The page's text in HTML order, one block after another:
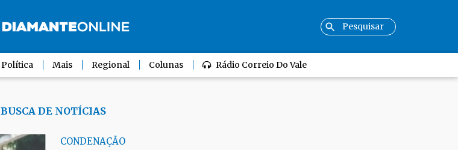
Política Mais Regional Colunas Rádio Correio Do Vale
BUSCA DE NOTÍCIAS
CONDENAÇÃO